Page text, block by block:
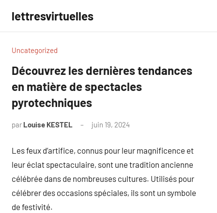
contenu
lettresvirtuelles
Uncategorized
Découvrez les dernières tendances
en matière de spectacles
pyrotechniques
par Louise KESTEL juin 19, 2024
Les feux d’artifice, connus pour leur magnificence et
leur éclat spectaculaire, sont une tradition ancienne
célébrée dans de nombreuses cultures. Utilisés pour
célébrer des occasions spéciales, ils sont un symbole
de festivité.